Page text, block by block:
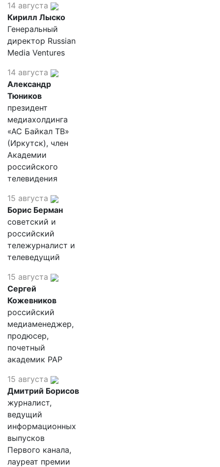
14 августа
Кирилл Лыско
Генеральный
директор Russian
Media Ventures
14 августа
Александр
Тюников
президент
медиахолдинга
«АС Байкал ТВ»
(Иркутск), член
Академии
российского
телевидения
15 августа
Борис Берман
советский и
российский
тележурналист и
телеведущий
15 августа
Сергей
Кожевников
российский
медиаменеджер,
продюсер,
почетный
академик РАР
15 августа
Дмитрий Борисов
журналист,
ведущий
информационных
выпусков
Первого канала,
лауреат премии